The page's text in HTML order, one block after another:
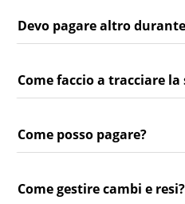
Devo pagare altro
Come faccio a tracciare la
Come posso pagare?
Come gestire cambi e resi?